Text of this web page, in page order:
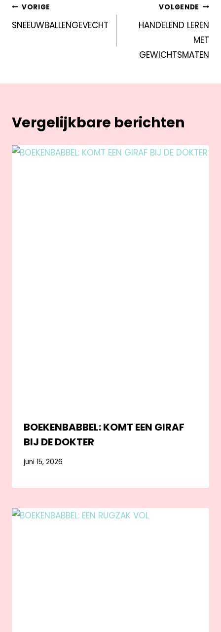
VORIGE
SNEEUWBALLENGEVECHT
VOLGENDE
HANDELEND LEREN
MET
GEWICHTSMATEN
Vergelijkbare berichten
BOEKENBABBEL: KOMT EEN GIRAF
BIJ DE DOKTER
juni 15, 2026